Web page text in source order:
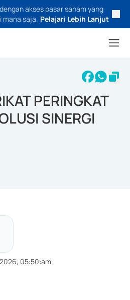
akses pasar saham yang
mana saja. Pelajari Lebih Lanjut
PERINGKAT
SINERGI
05:50:am